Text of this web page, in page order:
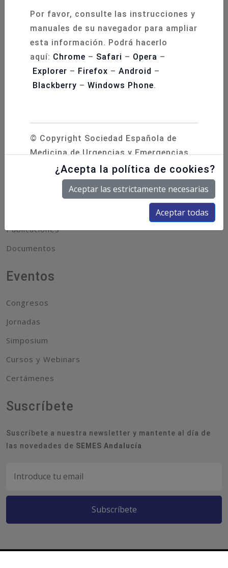
C/ Mozárabe, 1. Edificio Parque. Local 2. 18006
+34 958 20 35 11
+34 958 20 35 50
secretaria@semesandalucia.es
Hazte Socio
Acceso Socios
Científico
Publicaciones
Documentos
Eventos
Congresos
Jornadas
Simposium
Cursos y Webinars
Certámenes
Suscríbete
Suscríbete a nuestra newsletter y mantente al día de
las novedades de SEMES Andalucía
Subscríbete
Por favor, consulte las instrucciones y
manuales de su navegador para ampliar
esta información. Podrá hacerlo
aquí: Chrome – Safari – Opera –
Explorer – Firefox – Android –
Blackberry – Windows Phone.
© Copyright Sociedad Española de
Medicina de Urgencias y Emergencias
(SEMES) 2020 | C/ Poeta Joan
Maragall, 60, 1.º – 28020 Madrid | Tel.
91 570 12 84 info@semes.org |AVISO
POLÍTICA DE PRIVACIDAD
¿Acepta la política de cookies?
Aceptar las estrictamente necesarias
Aceptar todas